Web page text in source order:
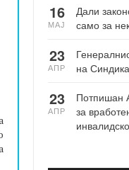
Дали
само за
16
МАЈ
на
23
АПР
Потпишан
за
23
АПР